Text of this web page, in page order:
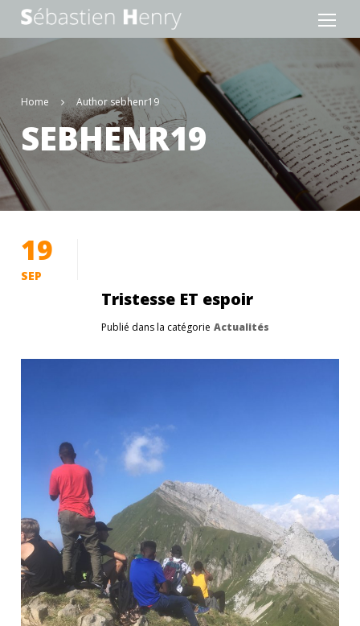
Home Author sebhenr19
SEBHENR19
19
SEP
Tristesse ET espoir
Publié dans la catégorie Actualités